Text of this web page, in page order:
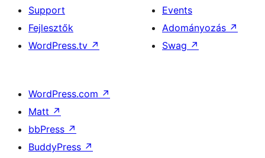
Support
Fejlesztők
WordPress.tv ↗
Events
Adományozás ↗
Swag ↗
WordPress.com ↗
Matt ↗
bbPress ↗
BuddyPress ↗